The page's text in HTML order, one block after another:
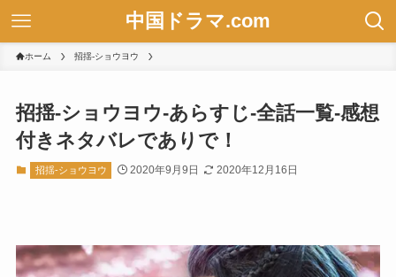
中国ドラマ.com
ホーム 招揺-ショウヨウ
招揺-ショウヨウ-あらすじ-全話一覧-感想
付きネタバレでありで！
招揺-ショウヨウ 2020年9月9日 2020年12月16日